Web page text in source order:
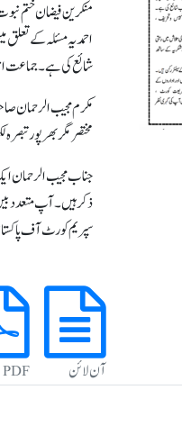
شائع کی ہے ۔ جماعت
مکرم مجیب الرحمان
مختصرمگربھرپور
جناب مجیب الرحمان
سپریم کورٹ آف
آن لائن PDF